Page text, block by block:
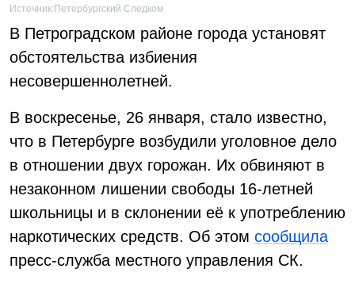
Источник: Петербургский Следком
В Петроградском районе города установят
обстоятельства избиения
несовершеннолетней.
В воскресенье, 26 января, стало известно,
что в Петербурге возбудили уголовное дело
в отношении двух горожан. Их обвиняют в
незаконном лишении свободы 16-летней
школьницы и в склонении её к употреблению
наркотических средств. Об этом сообщила
пресс-служба местного управления СК.